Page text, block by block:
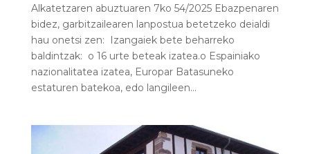
Alkatetzaren abuztuaren 7ko 54/2025 Ebazpenaren
bidez, garbitzailearen lanpostua betetzeko deialdi
hau onetsi zen: Izangaiek bete beharreko
baldintzak: o 16 urte beteak izatea.o Espainiako
nazionalitatea izatea, Europar Batasuneko
estaturen batekoa, edo langileen...